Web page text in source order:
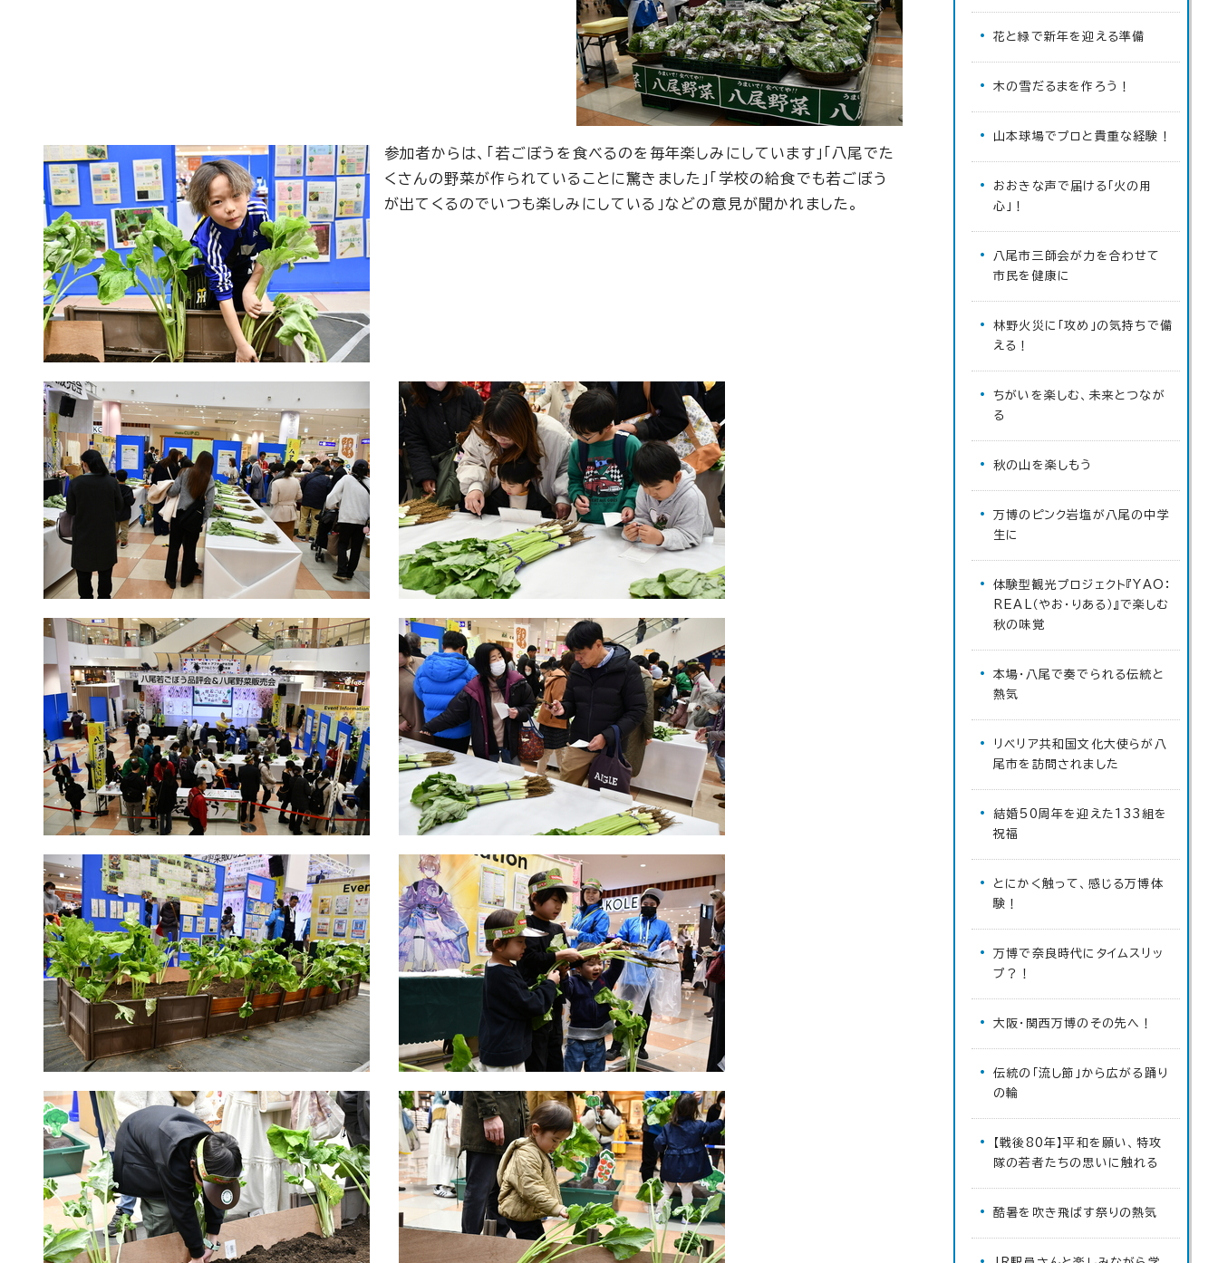
参加者からは、「若ごぼうを食べるのを毎年楽しみにしています」「八尾でた
くさんの野菜が作られていることに驚きました」「学校の給食でも若ごぼう
が出てくるのでいつも楽しみにしている」などの意見が聞かれました。
花と緑で新年を迎える準備
木の雪だるまを作ろう！
山本球場でプロと貴重な経験！
おおきな声で届ける「火の用
心」！
八尾市三師会が力を合わせて
市民を健康に
林野火災に「攻め」の気持ちで備
える！
ちがいを楽しむ、未来とつなが
る
秋の山を楽しもう
万博のピンク岩塩が八尾の中学
生に
体験型観光プロジェクト『YAO：
REAL（やお・りある）』で楽しむ
秋の味覚
本場・八尾で奏でられる伝統と
熱気
リベリア共和国文化大使らが八
尾市を訪問されました
結婚50周年を迎えた133組を
祝福
とにかく触って、感じる万博体
験！
万博で奈良時代にタイムスリッ
プ？！
大阪・関西万博のその先へ！
伝統の「流し節」から広がる踊り
の輪
【戦後80年】平和を願い、特攻
隊の若者たちの思いに触れる
酷暑を吹き飛ばす祭りの熱気